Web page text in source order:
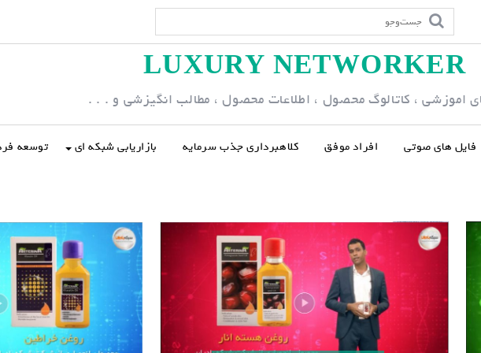
LUXURY NETWORKER
اموزشی ، کاتالوگ محصول ، اطلاعات محصول ، مطالب انگیزشی و . . .
فایل های صوتی افراد موفق کلاهبرداری جذب سرمایه بازاریابی شبکه ای توسعه